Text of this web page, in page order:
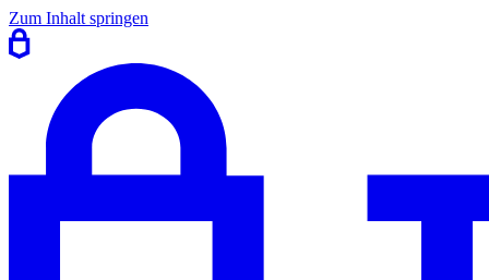
Zum Inhalt springen